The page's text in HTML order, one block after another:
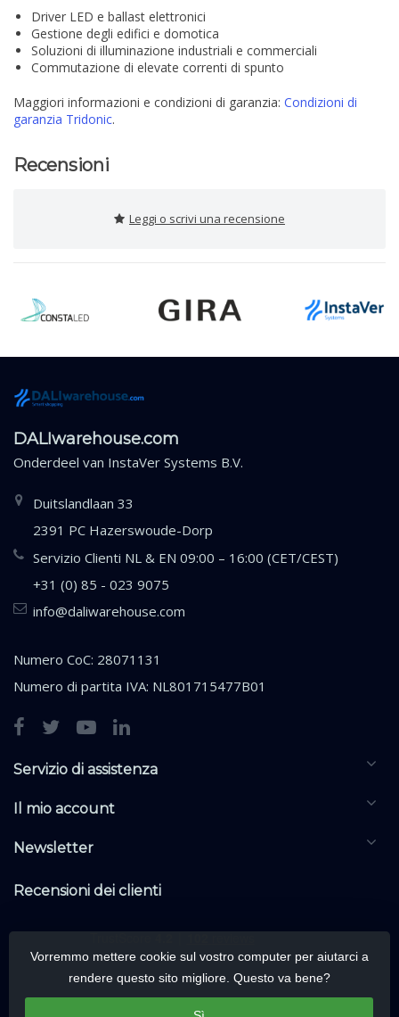
Driver LED e ballast elettronici
Gestione degli edifici e domotica
Soluzioni di illuminazione industriali e commerciali
Commutazione di elevate correnti di spunto
Maggiori informazioni e condizioni di garanzia: Condizioni di
garanzia Tridonic.
Recensioni
Leggi o scrivi una recensione
DALIwarehouse.com
Onderdeel van InstaVer Systems B.V.
Duitslandlaan 33
2391 PC Hazerswoude-Dorp
Servizio Clienti NL & EN 09:00 – 16:00 (CET/CEST)
+31 (0) 85 - 023 9075
info@daliwarehouse.com
Numero CoC: 28071131
Numero di partita IVA: NL801715477B01
Servizio di assistenza
Il mio account
Newsletter
Recensioni dei clienti
Vorremmo mettere cookie sul vostro computer per aiutarci a
rendere questo sito migliore. Questo va bene?